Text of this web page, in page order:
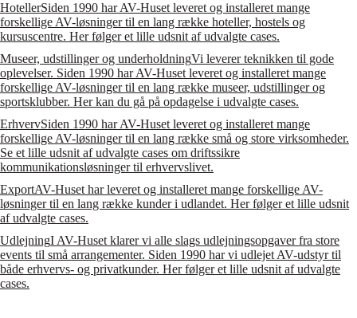
HotellerSiden 1990 har AV-Huset leveret og installeret mange
forskellige AV-løsninger til en lang række hoteller, hostels og
kursuscentre. Her følger et lille udsnit af udvalgte cases.
Museer, udstillinger og underholdningVi leverer teknikken til gode
oplevelser. Siden 1990 har AV-Huset leveret og installeret mange
forskellige AV-løsninger til en lang række museer, udstillinger og
sportsklubber. Her kan du gå på opdagelse i udvalgte cases.
ErhvervSiden 1990 har AV-Huset leveret og installeret mange
forskellige AV-løsninger til en lang række små og store virksomheder.
Se et lille udsnit af udvalgte cases om driftssikre
kommunikationsløsninger til erhvervslivet.
ExportAV-Huset har leveret og installeret mange forskellige AV-
løsninger til en lang række kunder i udlandet. Her følger et lille udsnit
af udvalgte cases.
UdlejningI AV-Huset klarer vi alle slags udlejningsopgaver fra store
events til små arrangementer. Siden 1990 har vi udlejet AV-udstyr til
både erhvervs- og privatkunder. Her følger et lille udsnit af udvalgte
cases.